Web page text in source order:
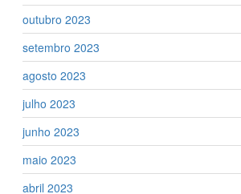
outubro 2023
setembro 2023
agosto 2023
julho 2023
junho 2023
maio 2023
abril 2023